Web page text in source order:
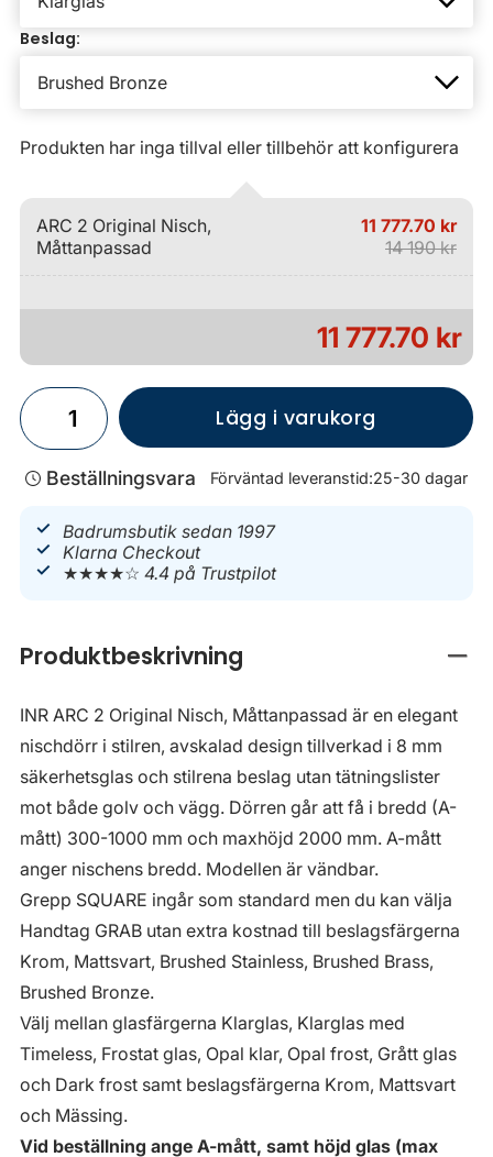
Beslag:
Produkten har inga tillval eller tillbehör att konfigurera
ARC 2 Original Nisch,
Måttanpassad
11 777.70 kr
14 190 kr
11 777.70 kr
Lägg i varukorg
Beställningsvara Förväntad leveranstid:25-30 dagar
Badrumsbutik sedan 1997
Klarna Checkout
★★★★☆4.4 på Trustpilot
Produktbeskrivning
INR ARC 2 Original Nisch, Måttanpassad är en elegant
nischdörr i stilren, avskalad design tillverkad i 8 mm
säkerhetsglas och stilrena beslag utan tätningslister
mot både golv och vägg. Dörren går att få i bredd (A-
mått) 300-1000 mm och maxhöjd 2000 mm. A-mått
anger nischens bredd. Modellen är vändbar.
Grepp SQUARE ingår som standard men du kan välja
Handtag GRAB utan extra kostnad till beslagsfärgerna
Krom, Mattsvart, Brushed Stainless, Brushed Brass,
Brushed Bronze.
Välj mellan glasfärgerna Klarglas, Klarglas med
Timeless, Frostat glas, Opal klar, Opal frost, Grått glas
och Dark frost samt beslagsfärgerna Krom, Mattsvart
och Mässing.
Vid beställning ange A-mått, samt höjd glas (max